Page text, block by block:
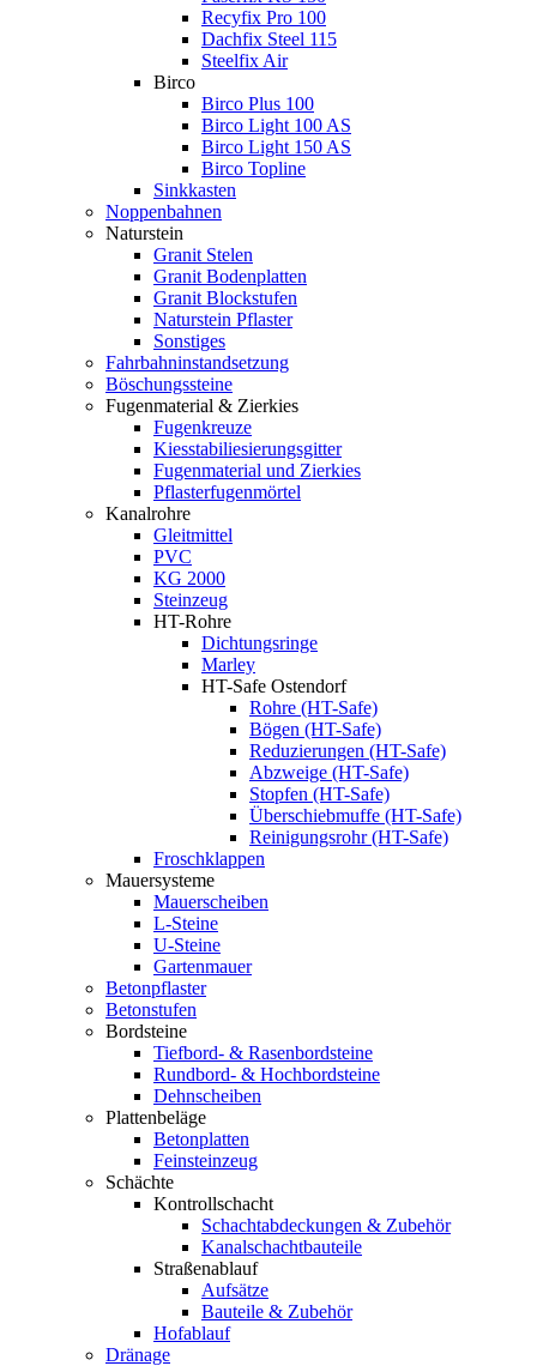
Recyfix Pro 100
Dachfix Steel 115
Steelfix Air
Birco
Birco Plus 100
Birco Light 100 AS
Birco Light 150 AS
Birco Topline
Sinkkasten
Noppenbahnen
Naturstein
Granit Stelen
Granit Bodenplatten
Granit Blockstufen
Naturstein Pflaster
Sonstiges
Fahrbahninstandsetzung
Böschungssteine
Fugenmaterial & Zierkies
Fugenkreuze
Kiesstabiliesierungsgitter
Fugenmaterial und Zierkies
Pflasterfugenmörtel
Kanalrohre
Gleitmittel
PVC
KG 2000
Steinzeug
HT-Rohre
Dichtungsringe
Marley
HT-Safe Ostendorf
Rohre (HT-Safe)
Bögen (HT-Safe)
Reduzierungen (HT-Safe)
Abzweige (HT-Safe)
Stopfen (HT-Safe)
Überschiebmuffe (HT-Safe)
Reinigungsrohr (HT-Safe)
Froschklappen
Mauersysteme
Mauerscheiben
L-Steine
U-Steine
Gartenmauer
Betonpflaster
Betonstufen
Bordsteine
Tiefbord- & Rasenbordsteine
Rundbord- & Hochbordsteine
Dehnscheiben
Plattenbeläge
Betonplatten
Feinsteinzeug
Schächte
Kontrollschacht
Schachtabdeckungen & Zubehör
Kanalschachtbauteile
Straßenablauf
Aufsätze
Bauteile & Zubehör
Hofablauf
Dränage